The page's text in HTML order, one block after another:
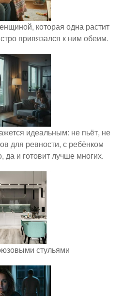
которая одна растит
привязался к ним обеим.
идеальным: не пьёт, не
для ревности, с ребёнком
да и готовит лучше многих.
стульями